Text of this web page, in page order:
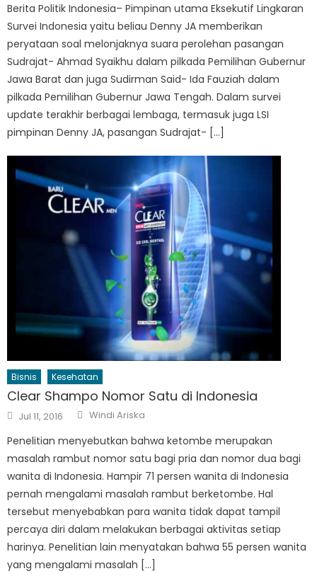
Berita Politik Indonesia– Pimpinan utama Eksekutif Lingkaran
Survei Indonesia yaitu beliau Denny JA memberikan
peryataan soal melonjaknya suara perolehan pasangan
Sudrajat- Ahmad Syaikhu dalam pilkada Pemilihan Gubernur
Jawa Barat dan juga Sudirman Said- Ida Fauziah dalam
pilkada Pemilihan Gubernur Jawa Tengah. Dalam survei
update terakhir berbagai lembaga, termasuk juga LSI
pimpinan Denny JA, pasangan Sudrajat- […]
Bisnis Kesehatan
Clear Shampo Nomor Satu di Indonesia
Posted
on
Jul 11, 2016 Author
Windi Ariska
Penelitian menyebutkan bahwa ketombe merupakan
masalah rambut nomor satu bagi pria dan nomor dua bagi
wanita di Indonesia. Hampir 71 persen wanita di Indonesia
pernah mengalami masalah rambut berketombe. Hal
tersebut menyebabkan para wanita tidak dapat tampil
percaya diri dalam melakukan berbagai aktivitas setiap
harinya. Penelitian lain menyatakan bahwa 55 persen wanita
yang mengalami masalah […]